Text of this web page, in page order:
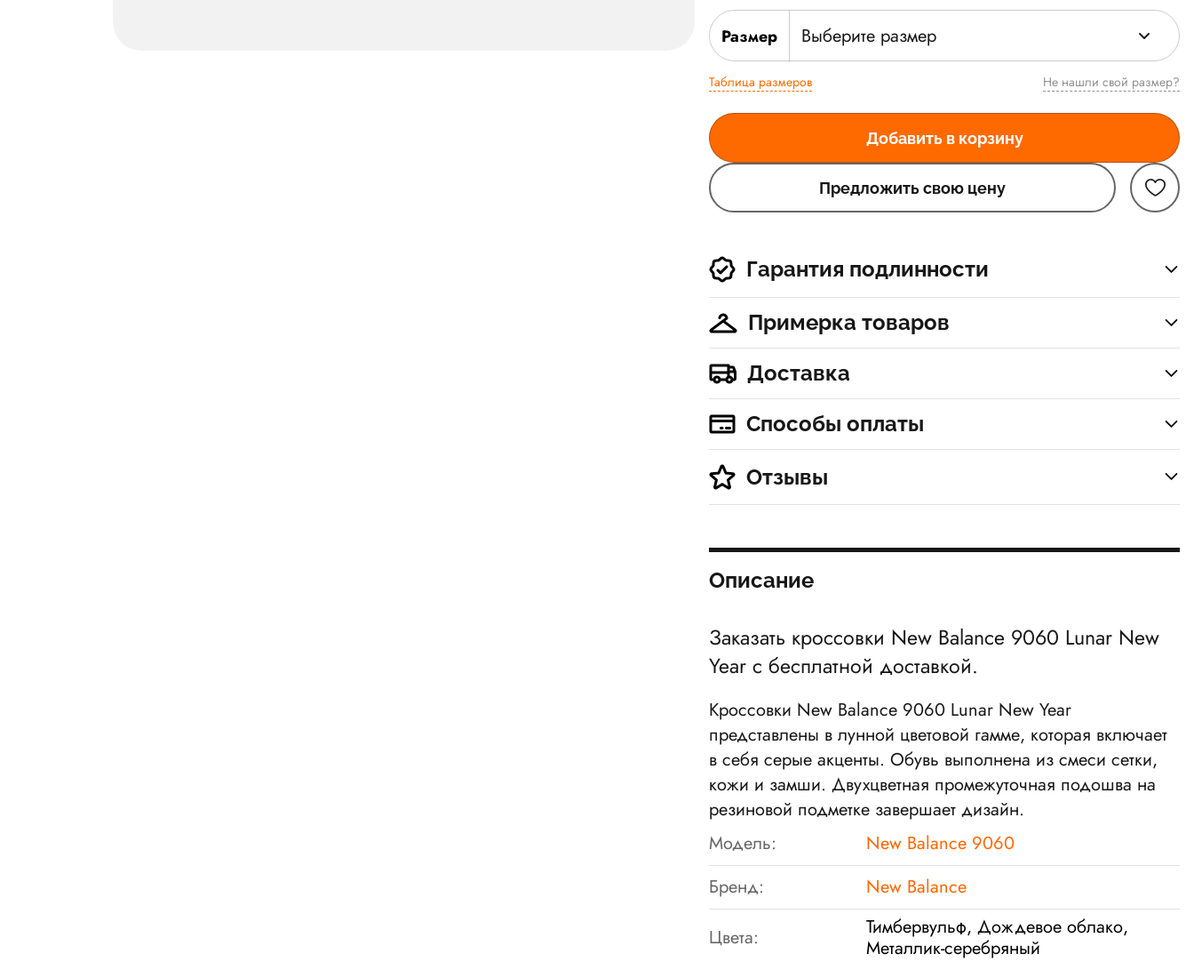
Размер Выберите размер
Таблица размеров Не нашли свой размер?
Добавить в корзину
Предложить свою цену
Гарантия подлинности
Примерка товаров
Доставка
Способы оплаты
Отзывы
Описание
Заказать кроссовки New Balance 9060 Lunar New
Year с бесплатной доставкой.
Кроссовки New Balance 9060 Lunar New Year
представлены в лунной цветовой гамме, которая включает
в себя серые акценты. Обувь выполнена из смеси сетки,
кожи и замши. Двухцветная промежуточная подошва на
резиновой подметке завершает дизайн.
Модель:
New Balance 9060
Бренд:
New Balance
Цвета:
Тимбервульф, Дождевое облако,
Металлик-серебряный